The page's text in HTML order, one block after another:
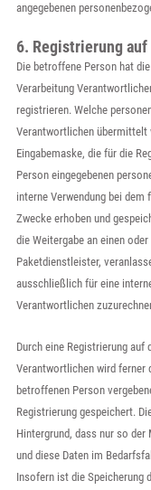
angegebenen
6. Registrierung
Die betroffene Person hat
Verarbeitung
registrieren. Welche
Verantwortlichen übermittelt
Eingabemaske, die für die
Person eingegebenen
interne Verwendung bei
Zwecke erhoben und
die Weitergabe an einen
Paketdienstleister,
ausschließlich für eine
Verantwortlichen
Durch eine Registrierung
Verantwortlichen wird ferner
betroffenen Person
Registrierung gespeichert.
Hintergrund, dass nur so der
und diese Daten im
Insofern ist die Speicherung